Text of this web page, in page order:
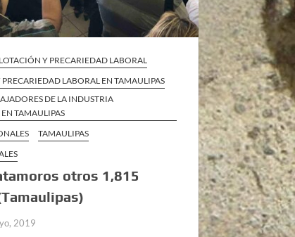
Y PRECARIEDAD LABORAL
LABORAL EN TAMAULIPAS
DE LA INDUSTRIA
TAMAULIPAS
TAMAULIPAS
otros 1,815
2019